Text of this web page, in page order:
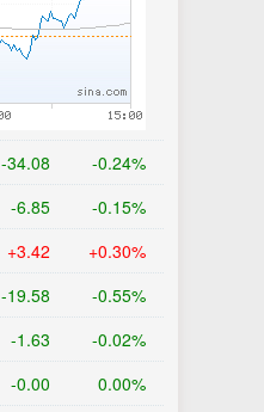
-34.08 -0.24%
-6.85 -0.15%
+3.42 +0.30%
-19.58 -0.55%
-1.63 -0.02%
-0.00 0.00%